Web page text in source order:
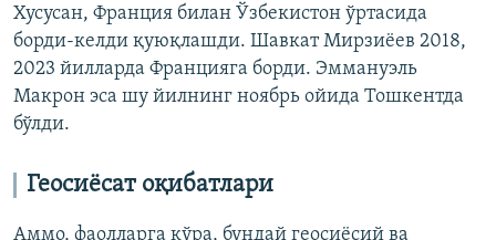
Хусусан, Франция билан Ўзбекистон ўртасида
борди-келди қуюқлашди. Шавкат Мирзиёев 2018,
2023 йилларда Францияга борди. Эммануэль
Макрон эса шу йилнинг ноябрь ойида Тошкентда
бўлди.
Геосиёсат оқибатлари
Аммо, фаолларга кўра, бундай геосиёсий ва